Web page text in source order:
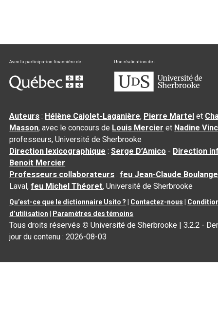
Auteurs : Hélène Cajolet-Laganière, Pierre Martel et
Masson, avec le concours de Louis Mercier et Nadine
professeurs, Université de Sherbrooke
Direction lexicographique :Serge D’Amico - Direction
Benoit Mercier
Professeurs collaborateurs :feu Jean-Claude
Laval,feu Michel Théoret, Université de Sherbrooke
Qu’est-ce que le dictionnaire Usito ? Contactez-nous
d’utilisation
Paramètres des témoins
Tous droits réservés © Université de Sherbrooke |3.2.2 -
jour du contenu :2026-08-03